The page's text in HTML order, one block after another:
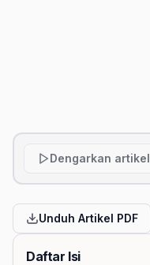
Dengarkan artikel
Unduh Artikel PDF
Daftar Isi